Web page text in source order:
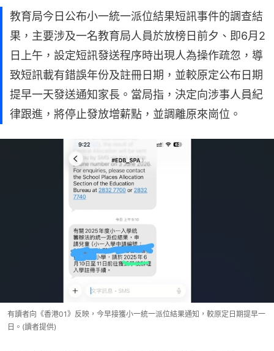
教育局今日公布小一統一派位結果短訊事件的調查結
果，主要涉及一名教育局人員於放榜日前夕、即6月2
日上午，設定短訊發送程序時出現人為操作疏忽，導
致短訊載有錯誤年份及註冊日期，並較原定公布日期
提早一天發送通知家長。當局指，決定向涉事人員紀
律跟進，將停止發放增薪點，並調離原來崗位。
有讀者向《香港01》反映，今早接獲小一統一派位結果通知，較原定日期提早一
日。(讀者提供)